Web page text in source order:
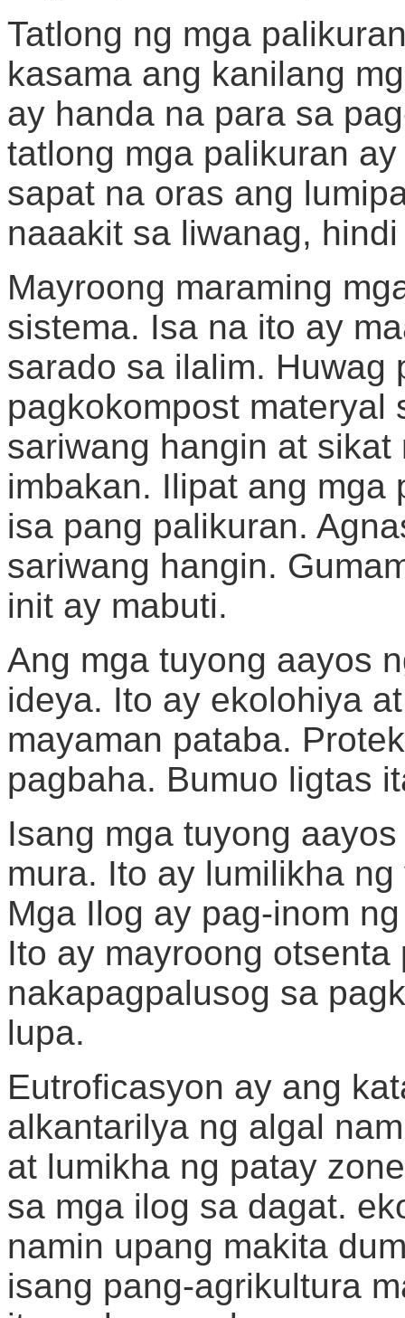
Tatlong ng mga
kasama ang kanilang
ay handa na para sa
tatlong mga palikuran
sapat na oras ang
naaakit sa liwanag,
Mayroong maraming
sistema. Isa na ito ay
sarado sa ilalim. Huwag
pagkokompost materyal
sariwang hangin at sikat
imbakan. Ilipat ang mga
isa pang palikuran.
sariwang hangin.
init ay mabuti.
Ang mga tuyong aayos
ideya. Ito ay ekolohiya
mayaman pataba.
pagbaha. Bumuo ligtas
Isang mga tuyong
mura. Ito ay lumilikha
Mga Ilog ay pag-inom
Ito ay mayroong
nakapagpalusog sa
lupa.
Eutroficasyon ay ang
alkantarilya ng algal
at lumikha ng patay
sa mga ilog sa dagat.
namin upang makita
isang pang-agrikultura